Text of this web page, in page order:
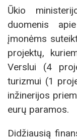
Ūkio
duomenis
įmonėms
projektų,
Verslui (4
turizmui (1
inžinerijos
eurų paramos.
Didžiausią